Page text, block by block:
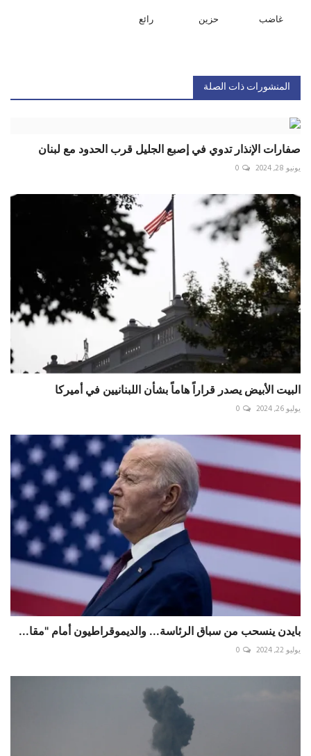
غاضب حزين رائع
المنشورات ذات الصلة
صفارات الإنذار تدوي في إصبع الجليل قرب الحدود مع ‎لبنان
يونيو 28, 2024 0
البيت الأبيض يصدر قراراً هاماً بشأن اللبنانيين في أميركا
يوليو 26, 2024 0
بايدن ينسحب من سباق الرئاسة... والديموقراطيون أمام "مقا...
يوليو 22, 2024 0